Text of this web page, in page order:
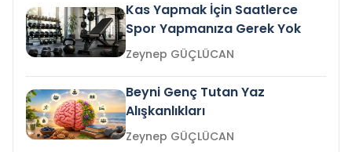
Kas Yapmak İçin Saatlerce
Spor Yapmanıza Gerek Yok
Zeynep GÜÇLÜCAN
Beyni Genç Tutan Yaz
Alışkanlıkları
Zeynep GÜÇLÜCAN